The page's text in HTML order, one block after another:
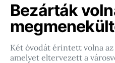
Bezárták
Két óvodát érintett volna az
amelyet eltervezett a